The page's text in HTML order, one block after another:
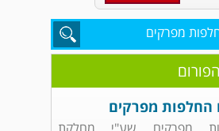
מפרקים
החלפות מפרקים